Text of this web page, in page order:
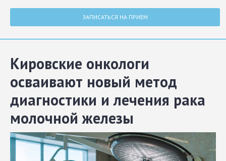
ЗАПИСАТЬСЯ НА ПРИЕМ
Кировские онкологи
осваивают новый метод
диагностики и лечения рака
молочной железы